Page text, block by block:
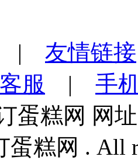
| 友情链接
服 | 手
蛋糕网 网
蛋糕网 . All